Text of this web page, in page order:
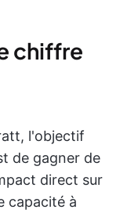
chiffre
l'objectif
de gagner de
direct sur
capacité à